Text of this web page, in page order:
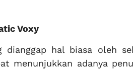
Voxy
dianggap hal biasa oleh
menunjukkan adanya